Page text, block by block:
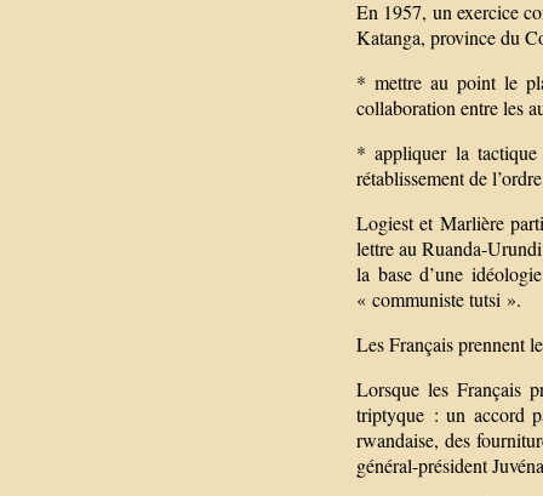
En 1957, un exercice
Katanga, province du
* mettre au point le
collaboration entre les
* appliquer la
rétablissement de
Logiest et Marlière
lettre au Ruanda-
la base d’une
« communiste tutsi ».
Les Français prennent
Lorsque les Français
triptyque : un accord
rwandaise, des
général-président